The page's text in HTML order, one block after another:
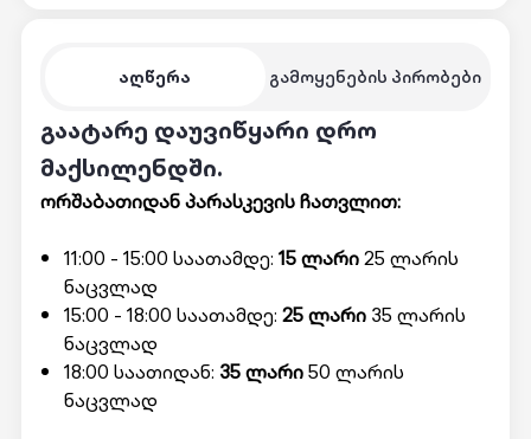
აღწერა გამოყენების პირობები
გაატარე დაუვიწყარი დრო
მაქსილენდში.
ორშაბათიდან პარასკევის ჩათვლით:
11:00 - 15:00 საათამდე: 15 ლარი25 ლარის
ნაცვლად
15:00 - 18:00 საათამდე: 25 ლარი35 ლარის
ნაცვლად
18:00 საათიდან: 35 ლარი50 ლარის
ნაცვლად